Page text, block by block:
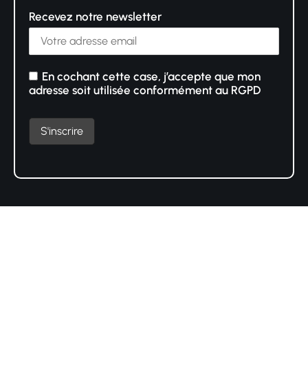
Recevez notre newsletter
En cochant cette case, j’accepte que mon
adresse soit utilisée conformément au RGPD